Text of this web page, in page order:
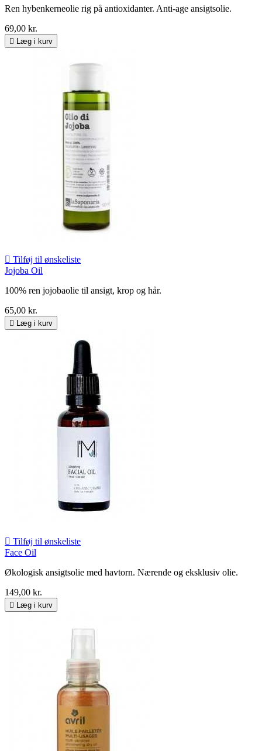
Ren hybenkerneolie rig på antioxidanter. Anti-age ansigtsolie.
69,00 kr.
 Læg i kurv
 Tilføj til ønskeliste
Jojoba Oil
100% ren jojobaolie til ansigt, krop og hår.
65,00 kr.
 Læg i kurv
 Tilføj til ønskeliste
Face Oil
Økologisk ansigtsolie med havtorn. Nærende og eksklusiv olie.
149,00 kr.
 Læg i kurv